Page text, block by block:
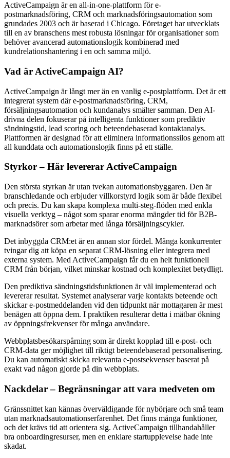
ActiveCampaign är en all-in-one-plattform för e-
postmarknadsföring, CRM och marknadsföringsautomation som
grundades 2003 och är baserad i Chicago. Företaget har utvecklats
till en av branschens mest robusta lösningar för organisationer som
behöver avancerad automationslogik kombinerad med
kundrelationshantering i en och samma miljö.
Vad är ActiveCampaign AI?
ActiveCampaign är långt mer än en vanlig e-postplattform. Det är ett
integrerat system där e-postmarknadsföring, CRM,
försäljningsautomation och kundanalys smälter samman. Den AI-
drivna delen fokuserar på intelligenta funktioner som prediktiv
sändningstid, lead scoring och beteendebaserad kontaktanalys.
Plattformen är designad för att eliminera informationssilos genom att
all kunddata och automationslogik finns på ett ställe.
Styrkor – Här levererar ActiveCampaign
Den största styrkan är utan tvekan automationsbyggaren. Den är
branschledande och erbjuder villkorstyrd logik som är både flexibel
och precis. Du kan skapa komplexa multi-steg-flöden med enkla
visuella verktyg – något som sparar enorma mängder tid för B2B-
marknadsörer som arbetar med långa försäljningscykler.
Det inbyggda CRM:et är en annan stor fördel. Många konkurrenter
tvingar dig att köpa en separat CRM-lösning eller integrera med
externa system. Med ActiveCampaign får du en helt funktionell
CRM från början, vilket minskar kostnad och komplexitet betydligt.
Den prediktiva sändningstidsfunktionen är väl implementerad och
levererar resultat. Systemet analyserar varje kontakts beteende och
skickar e-postmeddelanden vid den tidpunkt när mottagaren är mest
benägen att öppna dem. I praktiken resulterar detta i mätbar ökning
av öppningsfrekvenser för många användare.
Webbplatsbesökarspårning som är direkt kopplad till e-post- och
CRM-data ger möjlighet till riktigt beteendebaserad personalisering.
Du kan automatiskt skicka relevanta e-postsekvenser baserat på
exakt vad någon gjorde på din webbplats.
Nackdelar – Begränsningar att vara medveten om
Gränssnittet kan kännas överväldigande för nybörjare och små team
utan marknadsautomationserfarenhet. Det finns många funktioner,
och det krävs tid att orientera sig. ActiveCampaign tillhandahåller
bra onboardingresurser, men en enklare startupplevelse hade inte
skadat.